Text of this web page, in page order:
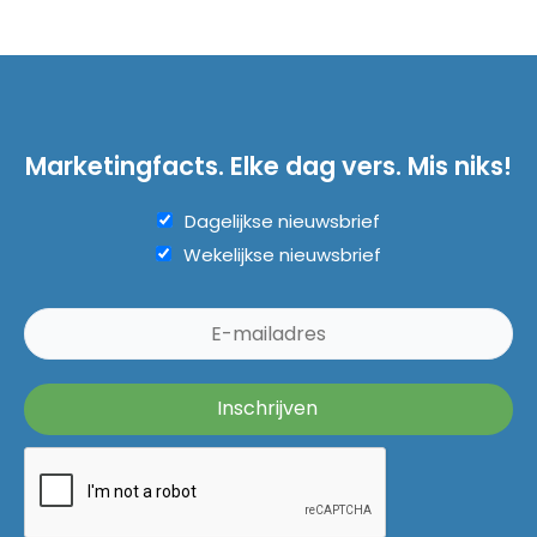
Marketingfacts. Elke dag vers. Mis niks!
Dagelijkse nieuwsbrief
Wekelijkse nieuwsbrief